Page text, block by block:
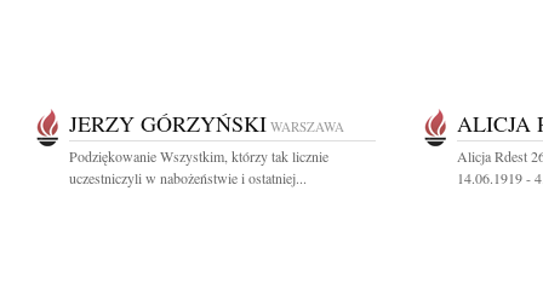
JERZY GÓRZYŃSKI WARSZAWA
Podziękowanie Wszystkim, którzy tak licznie
uczestniczyli w nabożeństwie i ostatniej...
ALICJA
Alicja Rdest
14.06.1919 -